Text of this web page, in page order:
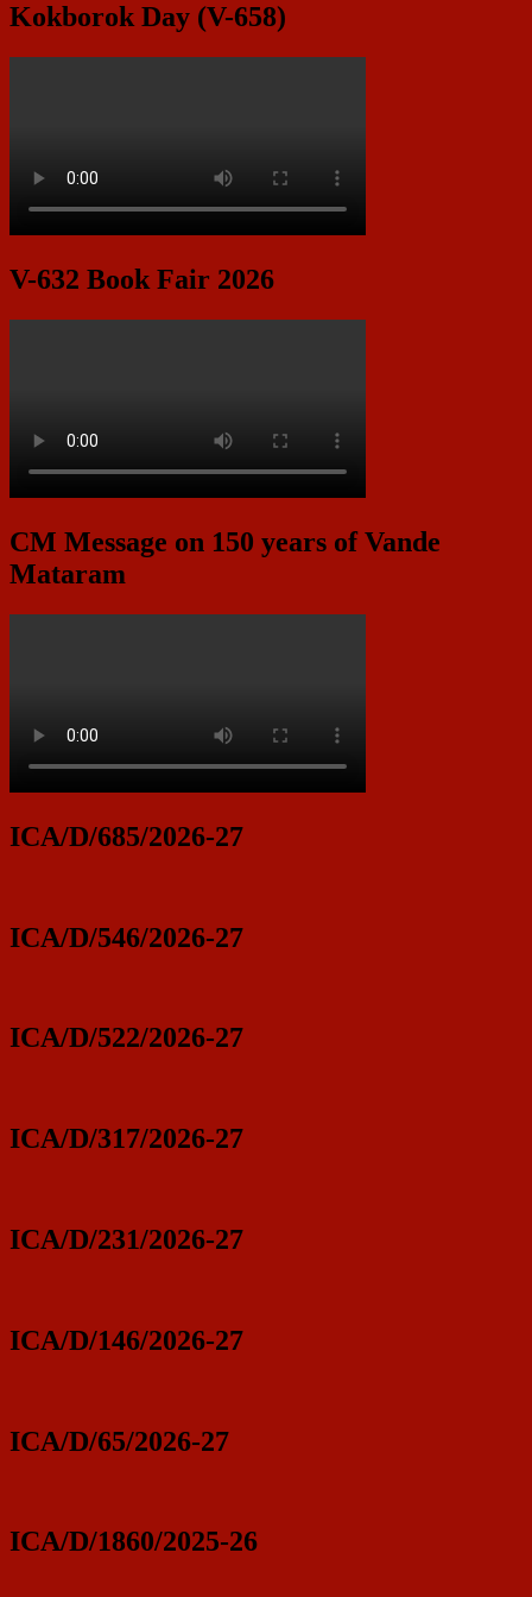
Kokborok Day (V-658)
V-632 Book Fair 2026
CM Message on 150 years of Vande
Mataram
ICA/D/685/2026-27
ICA/D/546/2026-27
ICA/D/522/2026-27
ICA/D/317/2026-27
ICA/D/231/2026-27
ICA/D/146/2026-27
ICA/D/65/2026-27
ICA/D/1860/2025-26